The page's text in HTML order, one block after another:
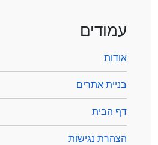
עמודים
אודות
בניית אתרים
דף הבית
הצהרת נגישות